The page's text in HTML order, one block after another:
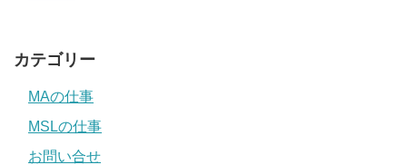
カテゴリー
MAの仕事
MSLの仕事
お問い合せ